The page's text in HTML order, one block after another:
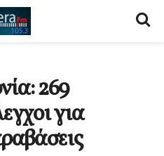
269
για